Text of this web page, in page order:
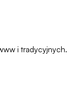
i tradycyjnych.